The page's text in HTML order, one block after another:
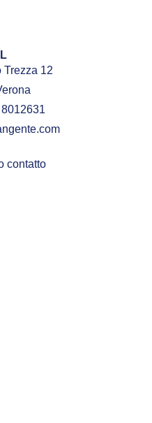
Trezza 12
contatto